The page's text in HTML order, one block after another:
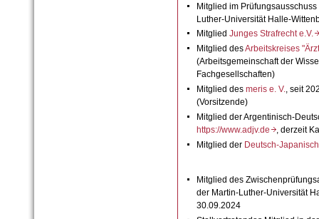
Mitglied im
Luther-Universität Halle-
MitgliedJunges Strafrecht
Mitglied desArbeitskreises
(Arbeitsgemeinschaft der
Fachgesellschaften)
Mitglied desmeris e.V., seit
(Vorsitzende)
Mitglied der Argentinisch-
https://www.adjv.de, derzeit
Mitglied der Deutsch-
Mitglied des
der Martin-Luther-Universität
30.09.2024